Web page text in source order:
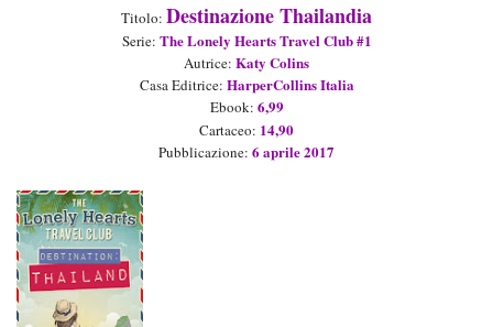
Titolo: Destinazione Thailandia
Serie: The Lonely HeartsTravel Club#1
Autrice: Katy Colins
Casa Editrice: HarperCollins Italia
Ebook: 6,99
Cartaceo: 14,90
Pubblicazione: 6 aprile2017